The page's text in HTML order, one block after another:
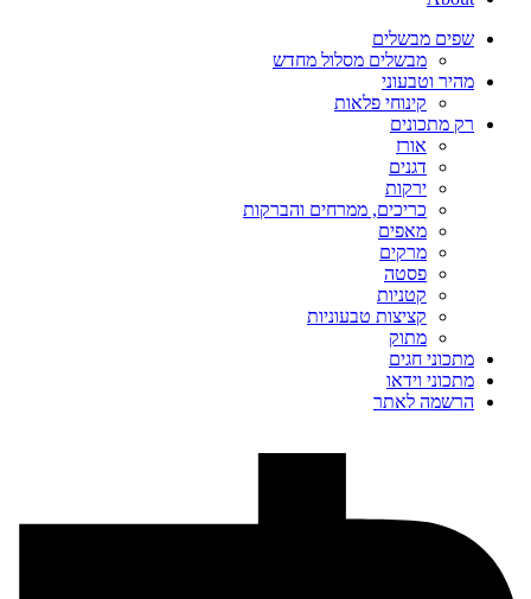
שפים מבשלים
מבשלים מסלול מחדש
מהיר וטבעוני
קינוחי פלאות
רק מתכונים
אורז
דגנים
ירקות
כריכים, ממרחים והברקות
מאפים
מרקים
פסטה
קטניות
קציצות טבעוניות
מתוק
מתכוני חגים
מתכוני וידאו
הרשמה לאתר